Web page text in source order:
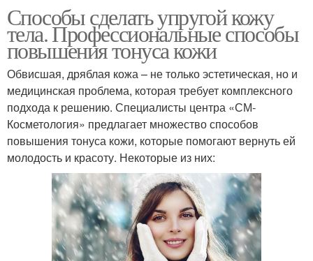
Способы сделать упругой кожу
тела. Профессиональные способы
повышения тонуса кожи
Обвисшая, дряблая кожа – не только эстетическая, но и
медицинская проблема, которая требует комплексного
подхода к решению. Специалисты центра «СМ-
Косметология» предлагает множество способов
повышения тонуса кожи, которые помогают вернуть ей
молодость и красоту. Некоторые из них: